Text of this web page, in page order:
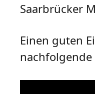
Saarbrücker
Einen guten
nachfolgende